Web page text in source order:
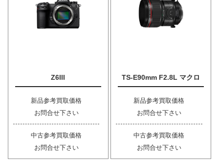
Z6III
新品参考買取価格
お問合せ下さい
中古参考買取価格
お問合せ下さい
TS-E90mm F2.8L マクロ
新品参考買取価格
お問合せ下さい
中古参考買取価格
お問合せ下さい